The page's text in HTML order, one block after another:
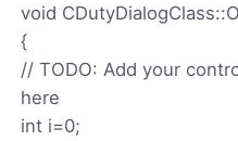
void
{
// TODO: Add your
here
int i=0;